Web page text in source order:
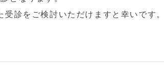
診をご検討いただけますと幸いです。